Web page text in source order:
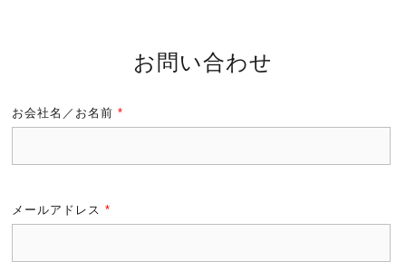
お問い合わせ
お会社名／お名前 *
メールアドレス *